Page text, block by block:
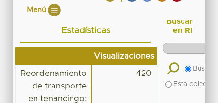
Menú
Estadísticas
Visualizaciones
Reordenamiento
de transporte
en tenancingo;
420
Buscar
en RI
Buscar
Esta